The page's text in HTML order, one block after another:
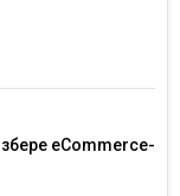
eCommerce-